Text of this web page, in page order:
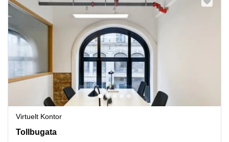
Virtuelt Kontor
Tollbugata 8, Oslo
Tollbugata